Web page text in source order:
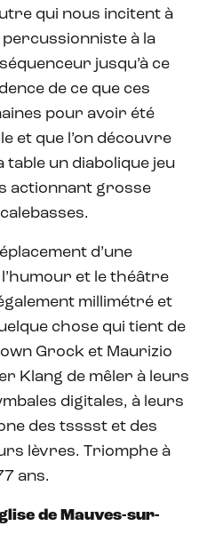
qui nous incitent à
à la
jusqu’à ce
de ce que ces
pour avoir été
et que l’on découvre
table un diabolique jeu
actionnant grosse
d’une
et le théâtre
millimétré et
chose qui tient de
Grock et Maurizio
Klang de mêler à leurs
digitales, à leurs
des tsssst et des
lèvres. Triomphe à
ans.
de Mauves-sur-